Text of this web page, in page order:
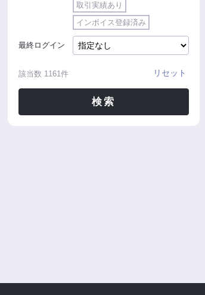
取引実績あり
インボイス登録済み
最終ログイン
該当数 1161件 リセット
検索